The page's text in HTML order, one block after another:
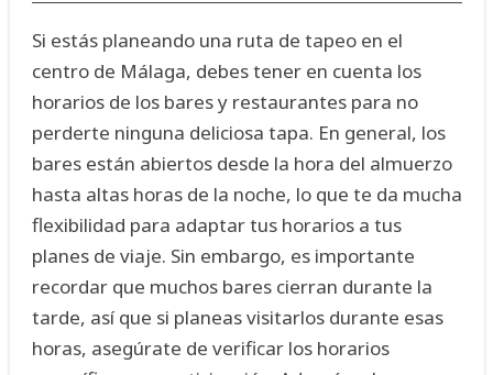
Si estás planeando una ruta de tapeo en el
centro de Málaga, debes tener en cuenta los
horarios de los bares y restaurantes para no
perderte ninguna deliciosa tapa. En general, los
bares están abiertos desde la hora del almuerzo
hasta altas horas de la noche, lo que te da mucha
flexibilidad para adaptar tus horarios a tus
planes de viaje. Sin embargo, es importante
recordar que muchos bares cierran durante la
tarde, así que si planeas visitarlos durante esas
horas, asegúrate de verificar los horarios